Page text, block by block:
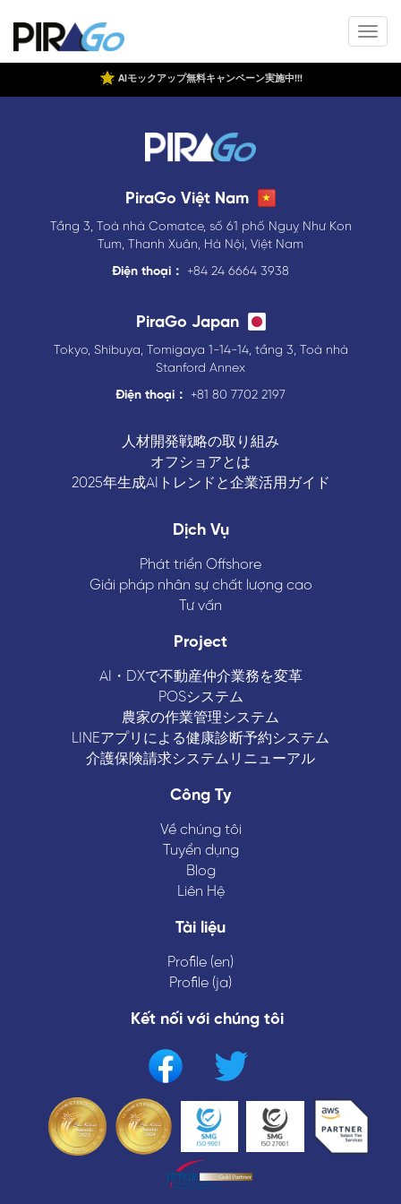
AIモックアップ無料キャンペーン実施中!!!
PiraGo Việt Nam
Tầng 3, Toà nhà Comatce, số 61 phố Nguỵ Như Kon
Tum, Thanh Xuân, Hà Nội, Việt Nam
Điện thoại：
+84 24 6664 3938
PiraGo Japan
Tokyo, Shibuya, Tomigaya 1-14-14, tầng 3, Toà nhà
Stanford Annex
Điện thoại：
+81 80 7702 2197
人材開発戦略の取り組み
オフショアとは
2025年生成AIトレンドと企業活用ガイド
Dịch Vụ
Phát triển Offshore
Giải pháp nhân sự chất lượng cao
Tư vấn
Project
AI・DXで不動産仲介業務を変革
POSシステム
農家の作業管理システム
LINEアプリによる健康診断予約システム
介護保険請求システムリニューアル
Công Ty
Về chúng tôi
Tuyển dụng
Blog
Liên Hệ
Tài liệu
Profile (en)
Profile (ja)
Kết nối với chúng tôi